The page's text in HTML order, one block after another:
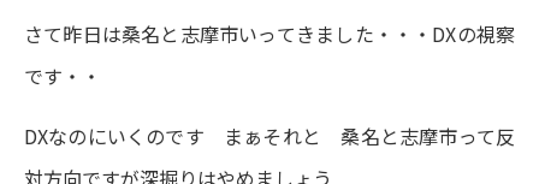
さて昨日は桑名と志摩市いってきました・・・DXの視察
です・・
DXなのにいくのです まぁそれと 桑名と志摩市って反
対方向ですが深掘りはやめましょう